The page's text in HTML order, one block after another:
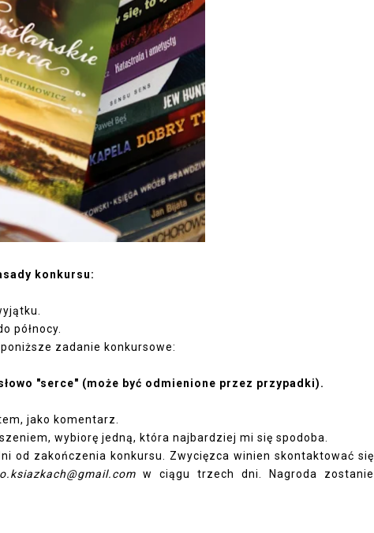
konkursu:
północy.
zadanie konkursowe:
"serce" (może być odmienione przez przypadki).
jako komentarz.
wybiorę jedną, która najbardziej mi się spodoba.
od zakończenia konkursu. Zwycięzca winien skontaktować się
w ciągu trzech dni. Nagroda zostanie